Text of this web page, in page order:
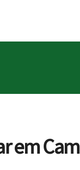
em